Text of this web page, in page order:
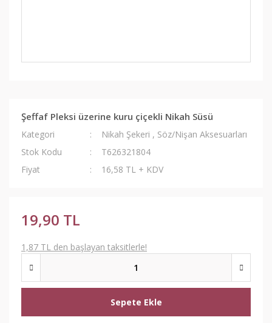
Şeffaf Pleksi üzerine kuru çiçekli Nikah Süsü
Kategori Nikah Şekeri , Söz/Nişan Aksesuarları
Stok Kodu
T626321804
Fiyat
16,58 TL + KDV
19,90 TL
1,87 TL den başlayan taksitlerle!
Sepete Ekle